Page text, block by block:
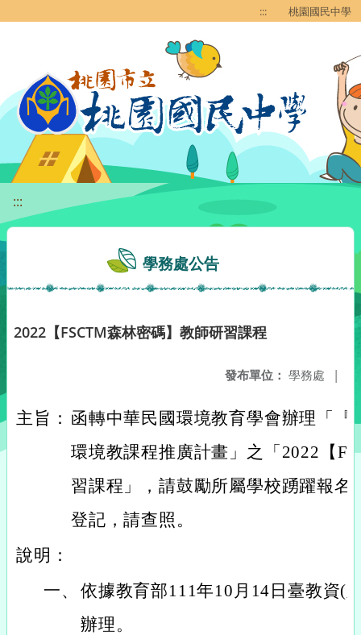
::: 桃園國民中學
:::
學務處公告
2022【FSCTM森林密碼】教師研習課程
發布單位： 學務處 |
主旨： 函轉中華民國環境教育學會辦理「『
環境教課程推廣計畫」之「2022【
習課程」，請鼓勵所屬學校踴躍報名
登記，請查照。
說明：
一、 依據教育部111年10月14日臺教資(
辦理。